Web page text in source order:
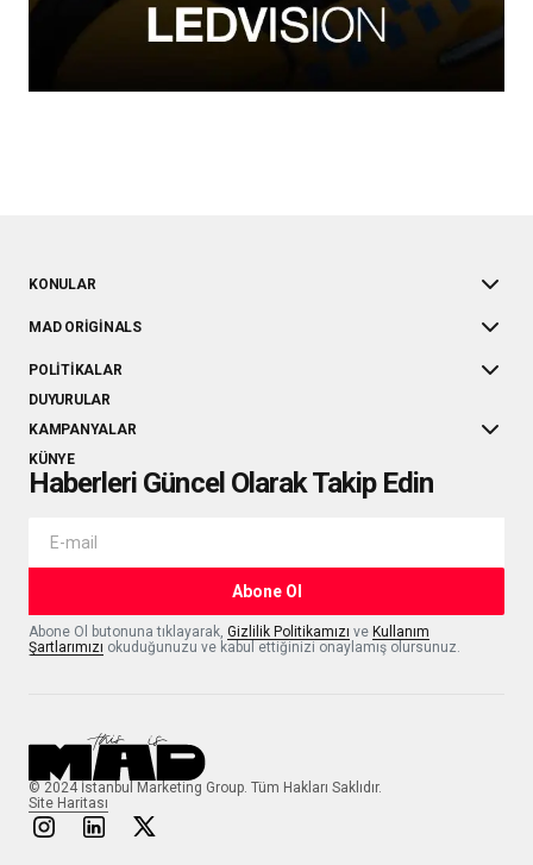
KONULAR
MAD ORIGINALS
POLITIKALAR
DUYURULAR
KAMPANYALAR
KÜNYE
Haberleri Güncel Olarak Takip Edin
Abone Ol
Abone Ol butonuna tıklayarak, Gizlilik Politikamızı ve Kullanım
Şartlarımızı okuduğunuzu ve kabul ettiğinizi onaylamış olursunuz.
© 2024 İstanbul Marketing Group. Tüm Hakları Saklıdır.
Site Haritası